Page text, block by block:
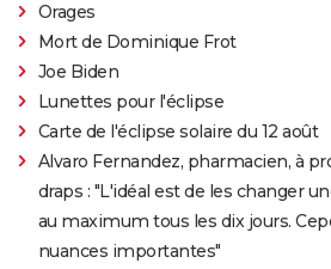
Orages
Mort de Dominique Frot
Joe Biden
Lunettes pour l'éclipse
Carte de l'éclipse solaire du 12 août
Alvaro Fernandez, pharmacien, à
draps : "L'idéal est de les changer
au maximum tous les dix jours.
nuances importantes"